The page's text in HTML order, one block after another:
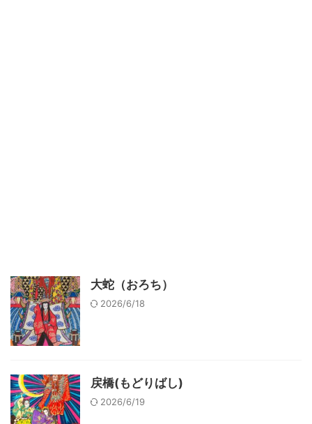
大蛇（おろち）
2026/6/18
戻橋(もどりばし)
2026/6/19